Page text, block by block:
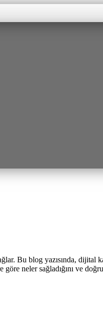
Bu blog yazısında, dijital
neler sağladığını ve doğru